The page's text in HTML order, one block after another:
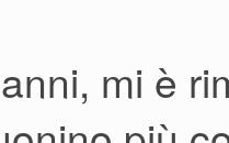
mi è